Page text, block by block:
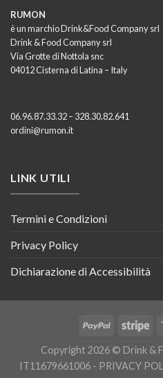
RUMON
è un marchio Drink&Food Company srl
Drink & Food Company srl
Via Grotte di Nottola snc
04012 Cisterna di Latina – Italy
06.96.87.33.32 – 328.30.82.641
ordini@rumon.it
LINK UTILI
Termini e Condizioni
Privacy Policy
Dichiarazione di Accessibilità
Copyright 2026 © Drink &
IT11679661006 - PRIVACY